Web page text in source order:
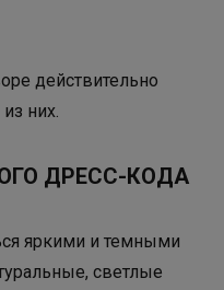
действительно
них.
ДРЕСС-КОДА
яркими и темными
светлые